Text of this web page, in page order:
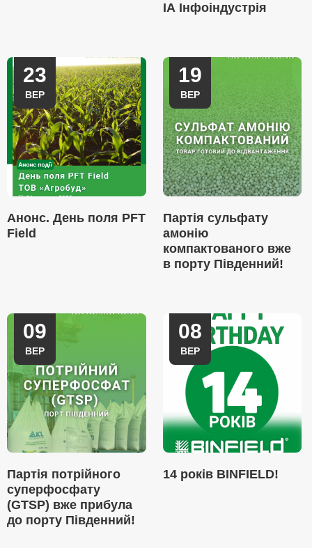
ІА Інфоіндустрія
23
ВЕР
Анонс. День поля PFT
Field
19
ВЕР
Партія сульфату
амонію
компактованого вже
в порту Південний!
09
ВЕР
Партія потрійного
суперфосфату
(GTSP) вже прибула
до порту Південний!
08
ВЕР
14 років BINFIELD!